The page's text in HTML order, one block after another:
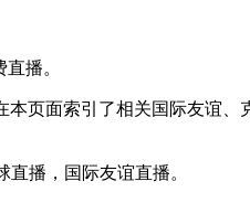
播。
页面索引了相关国际友谊
播，国际友谊直播。